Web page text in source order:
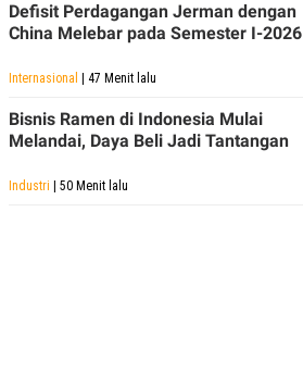
Defisit Perdagangan Jerman dengan
China Melebar pada Semester I-2026
Internasional | 47 Menit lalu
Bisnis Ramen di Indonesia Mulai
Melandai, Daya Beli Jadi Tantangan
Industri | 50 Menit lalu